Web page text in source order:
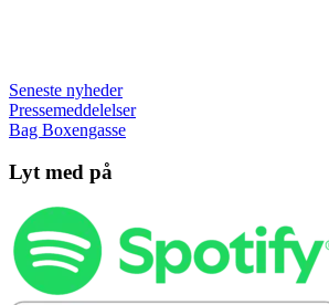
Seneste nyheder
Pressemeddelelser
Bag Boxengasse
Lyt med på